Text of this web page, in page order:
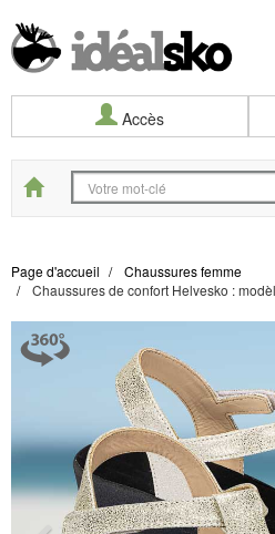
Accès
Start
Page d'accueil
Chaussures femme
Chaussures de confort Helvesko :